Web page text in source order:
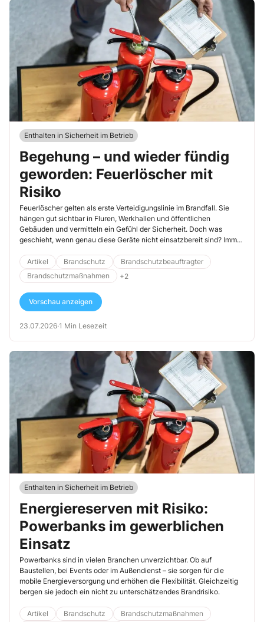
Enthalten in Sicherheit im Betrieb
Begehung – und wieder fündig
geworden: Feuerlöscher mit
Risiko
Feuerlöscher gelten als erste Verteidigungslinie im Brandfall. Sie
hängen gut sichtbar in Fluren, Werkhallen und öffentlichen
Gebäuden und vermitteln ein Gefühl der Sicherheit. Doch was
geschieht, wenn genau diese Geräte nicht einsatzbereit sind? Immer
Mängel aufweisen oder sogar vollständig funktionsuntüchtig sind.
Ein Risiko, das im Ernstfall schwerwiegende Folgen haben kann.
Artikel Brandschutz
Brandschutzbeauftragter
Brandschutzmaßnahmen
+2
Vorschau anzeigen
23.07.2026·1 Min Lesezeit
Enthalten in Sicherheit im Betrieb
Energiereserven mit Risiko:
Powerbanks im gewerblichen
Einsatz
Powerbanks sind in vielen Branchen unverzichtbar. Ob auf
Baustellen, bei Events oder im Außendienst – sie sorgen für die
mobile Energieversorgung und erhöhen die Flexibilität. Gleichzeitig
bergen sie jedoch ein nicht zu unterschätzendes Brandrisiko.
Artikel Brandschutz
Brandschutzmaßnahmen